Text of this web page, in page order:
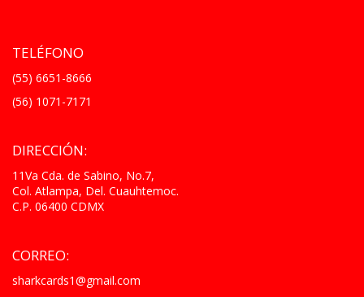
TELÉFONO
(55) 6651-8666
(56) 1071-7171
DIRECCIÓN:
11Va Cda. de Sabino, No.7,
Col. Atlampa, Del. Cuauhtemoc.
C.P. 06400 CDMX
CORREO:
sharkcards1@gmail.com